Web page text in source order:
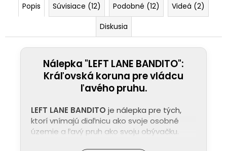
Popis Súvisiace (12) Podobné (12)
Videá (2)
Diskusia
Nálepka "LEFT LANE BANDITO":
Kráľovská koruna pre vládcu
ľavého pruhu.
LEFT LANE BANDITO je nálepka pre tých,
ktorí vnímajú diaľnicu ako svoje osobné
územie a ľavý pruh ako svoju obývačku.